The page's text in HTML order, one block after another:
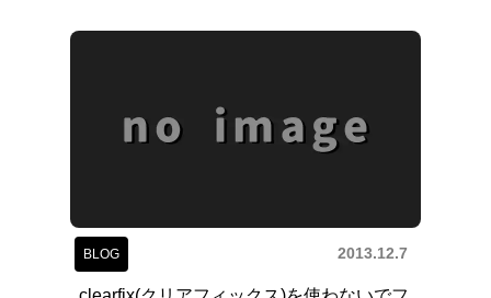
BLOG 2013.12.7